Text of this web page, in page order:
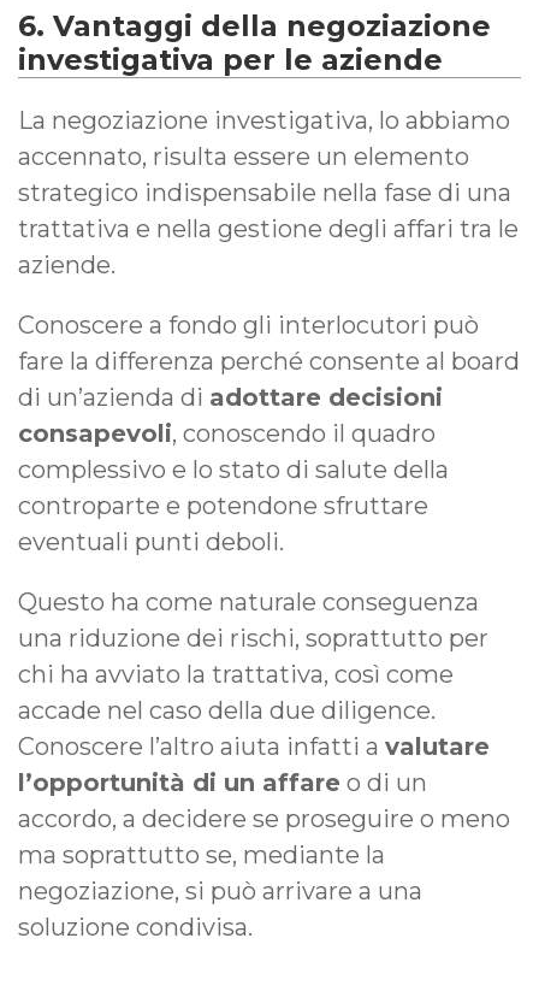
6. Vantaggi della negoziazione
investigativa per le aziende
La negoziazione investigativa, lo abbiamo
accennato, risulta essere un elemento
strategico indispensabile nella fase di una
trattativa e nella gestione degli affari tra le
aziende.
Conoscere a fondo gli interlocutori può
fare la differenza perché consente al board
di un’azienda di adottare decisioni
consapevoli, conoscendo il quadro
complessivo e lo stato di salute della
controparte e potendone sfruttare
eventuali punti deboli.
Questo ha come naturale conseguenza
una riduzione dei rischi, soprattutto per
chi ha avviato la trattativa, così come
accade nel caso della due diligence.
Conoscere l’altro aiuta infatti a valutare
l’opportunità di un affare o di un
accordo, a decidere se proseguire o meno
ma soprattutto se, mediante la
negoziazione, si può arrivare a una
soluzione condivisa.